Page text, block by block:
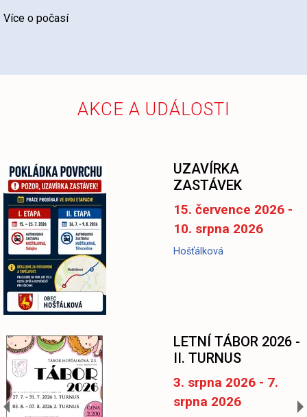
Více o počasí
AKCE A UDÁLOSTI
UZAVÍRKA
ZASTÁVEK
15. července 2026 -
10. srpna 2026
Hošťálková
LETNÍ TÁBOR 2026 -
II. TURNUS
3. srpna 2026 - 7.
srpna 2026